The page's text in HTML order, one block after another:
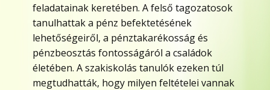
feladatainak keretében. A felső tagozatosok
tanulhattak a pénz befektetésének
lehetőségeiről, a pénztakarékosság és
pénzbeosztás fontosságáról a családok
életében. A szakiskolás tanulók ezeken túl
megtudhatták, hogy milyen feltételei vannak